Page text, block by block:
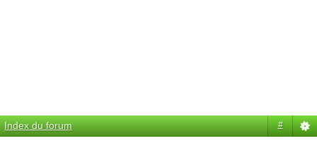
Index du forum #